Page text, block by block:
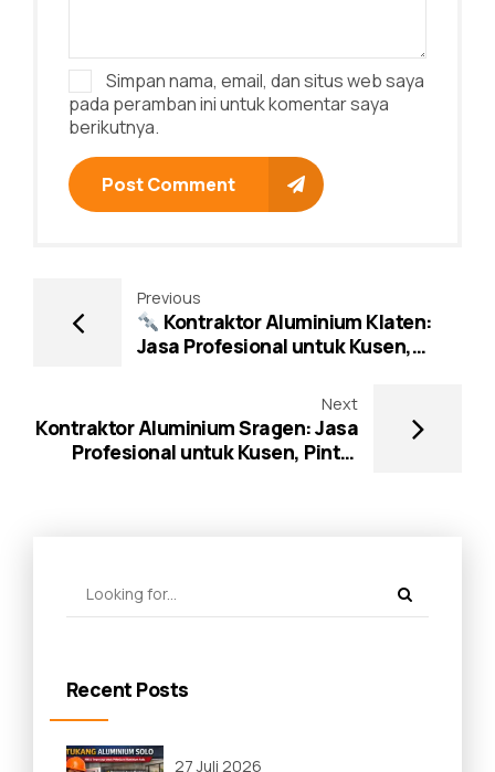
Simpan nama, email, dan situs web saya
pada peramban ini untuk komentar saya
berikutnya.
Post Comment
Previous
Kontraktor Aluminium Klaten:
Jasa Profesional untuk Kusen,
Next
Kontraktor Aluminium Sragen: Jasa
Profesional untuk Kusen, Pintu,
Recent Posts
27 Juli 2026